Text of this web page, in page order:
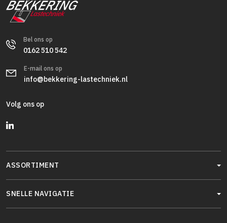
Bel ons op
0162 510 542
E-mail ons op
info@bekkering-lastechniek.nl
Volg ons op
ASSORTIMENT
SNELLE NAVIGATIE